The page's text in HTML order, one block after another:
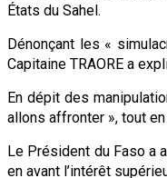
États du Sahel.
Dénonçant les «
Capitaine TRAORE a
En dépit des
allons affronter », tout
Le Président du Faso a
en avant l’intérêt